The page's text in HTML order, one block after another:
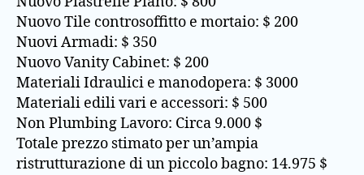
Nuovo Tile controsoffitto e mortaio: $ 200
Nuovi Armadi: $ 350
Nuovo Vanity Cabinet: $ 200
Materiali Idraulici e manodopera: $ 3000
Materiali edili vari e accessori: $ 500
Non Plumbing Lavoro: Circa 9.000 $
Totale prezzo stimato per un’ampia
ristrutturazione di un piccolo bagno: 14.975 $